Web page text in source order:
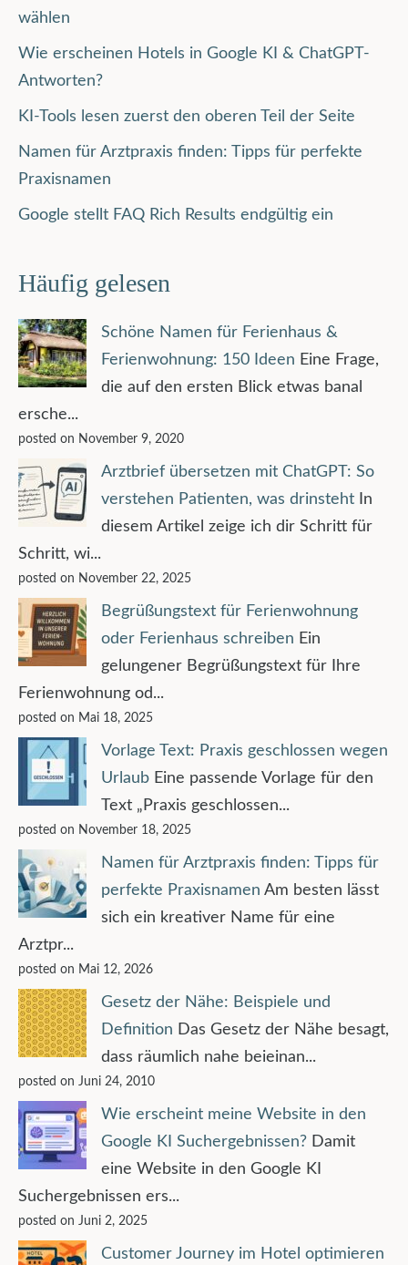
wählen
Wie erscheinen Hotels in Google KI & ChatGPT-
Antworten?
KI-Tools lesen zuerst den oberen Teil der Seite
Namen für Arztpraxis finden: Tipps für perfekte
Praxisnamen
Google stellt FAQ Rich Results endgültig ein
Häufig gelesen
Schöne Namen für Ferienhaus &
Ferienwohnung: 150 Ideen Eine Frage,
die auf den ersten Blick etwas banal
ersche...
posted on November 9, 2020
Arztbrief übersetzen mit ChatGPT: So
verstehen Patienten, was drinsteht
In
diesem Artikel zeige ich dir Schritt für
Schritt, wi...
posted on November 22, 2025
Begrüßungstext für Ferienwohnung
oder Ferienhaus schreiben Ein
gelungener Begrüßungstext für Ihre
Ferienwohnung od...
posted on Mai 18, 2025
Vorlage Text: Praxis geschlossen wegen
Urlaub Eine passende Vorlage für den
Text „Praxis geschlossen...
posted on November 18, 2025
Namen für Arztpraxis finden: Tipps für
perfekte Praxisnamen Am besten lässt
sich ein kreativer Name für eine
Arztpr...
posted on Mai 12, 2026
Gesetz der Nähe: Beispiele und
Definition Das Gesetz der Nähe besagt,
dass räumlich nahe beieinan...
posted on Juni 24, 2010
Wie erscheint meine Website in den
Google KI Suchergebnissen? Damit
eine Website in den Google KI
Suchergebnissen ers...
posted on Juni 2, 2025
Customer Journey im Hotel optimieren